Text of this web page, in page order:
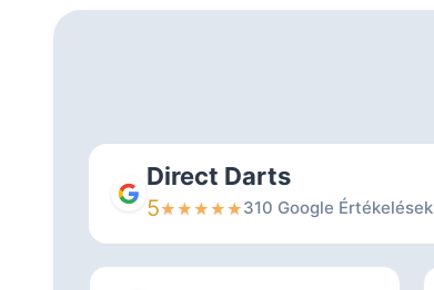
Direct Darts
5★★★★★310 Google Értékelések